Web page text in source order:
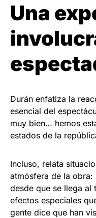
Una
Durán enfatiza la
esencial del
muy bien… hemos
estados de la
Incluso, relata
atmósfera de la obra:
desde que se llega al
efectos especiales
gente dice que han